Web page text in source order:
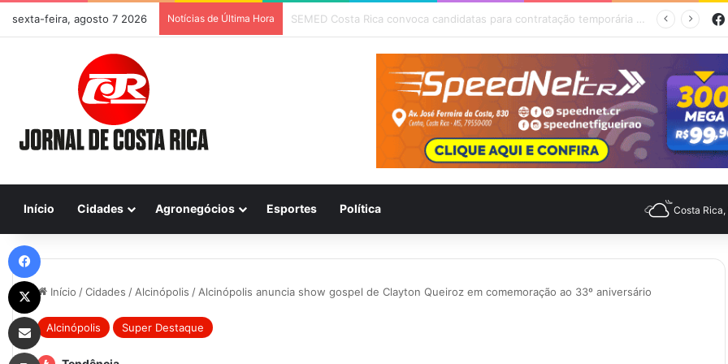
sexta-feira, agosto 7 2026 Notícias de Última Hora Previsão do Tempo para Costa Rica nesta quinta-feira (6)
Início Cidades Agronegócios Esportes Política Costa Rica,
Início /Cidades / Alcinópolis / Alcinópolis anuncia show gospel de Clayton Queiroz em comemoração ao 33º aniversário
Alcinópolis Super Destaque
Compartilhar via e-mail